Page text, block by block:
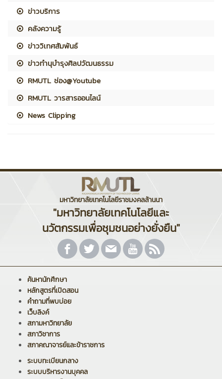
ข่าวบริการ
คลังความรู้
ข่าววิเทศสัมพันธ์
ข่าวทำนุบำรุงศิลปวัฒนธรรม
RMUTL ช่อง@Youtube
RMUTL วารสารออนไลน์
News Clipping
มหาวิทยาลัยเทคโนโลยีราชมงคลล้านนา
"มหาวิทยาลัยเทคโนโลยีและ
นวัตกรรมเพื่อชุมชนอย่างยั่งยืน"
ค้นหานักศึกษา
หลักสูตรที่เปิดสอน
คำถามที่พบบ่อย
เว็บลิงค์
สภามหาวิทยาลัย
สภาวิชาการ
สภาคณาจารย์และข้าราชการ
ระบบทะเบียนกลาง
ระบบบริหารงานบุคคล